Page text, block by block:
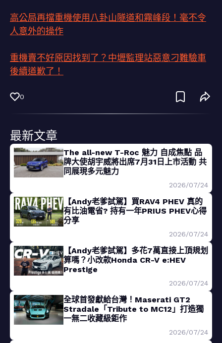
高公局再擋重機使用八卦山隧道和霧峰段！毫不令
人意外的操作
重機賣不好原因找到了？中壢監理站惡意刁難驗車
後續道歉了！
0
最新文章
The all-new T-Roc 魅力 自成焦點 品
牌大使胡宇威將出席7月31日上市活動 共
同展現多元魅力
2026/07/24
【Andy老爹試駕】買RAV4 PHEV 真的
有比油電省? 持有一年PRIUS PHEV心得
分享
2026/07/24
【Andy老爹試駕】多花7萬直接上頂規划
算嗎？小改款Honda CR-V e:HEV
Prestige
2026/07/24
全球首發獻給台灣！Maserati GT2
Stradale「Tribute to MC12」打造獨
一無二收藏級鉅作
2026/07/24